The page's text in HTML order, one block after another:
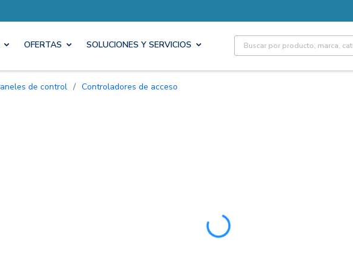
OFERTAS SOLUCIONES Y SERVICIOS Site Search
Paneles de control / Controladores de acceso